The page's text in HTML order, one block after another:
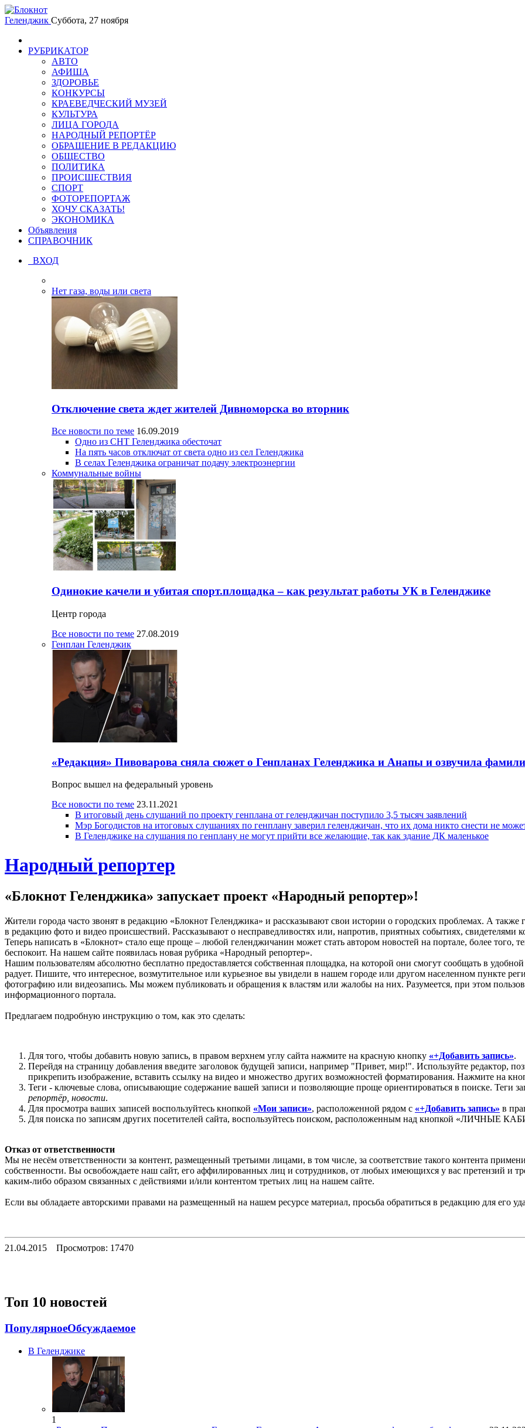
Геленджик Суббота, 27 ноября
РУБРИКАТОР
АВТО
АФИША
ЗДОРОВЬЕ
КОНКУРСЫ
КРАЕВЕДЧЕСКИЙ МУЗЕЙ
КУЛЬТУРА
ЛИЦА ГОРОДА
НАРОДНЫЙ РЕПОРТЁР
ОБРАЩЕНИЕ В РЕДАКЦИЮ
ОБЩЕСТВО
ПОЛИТИКА
ПРОИСШЕСТВИЯ
СПОРТ
ФОТОРЕПОРТАЖ
ХОЧУ СКАЗАТЬ!
ЭКОНОМИКА
Объявления
СПРАВОЧНИК
ВХОД
Нет газа, воды или света
Отключение света ждет жителей Дивноморска во вторник
Все новости по теме 16.09.2019
Одно из СНТ Геленджика обесточат
На пять часов отключат от света одно из сел Геленджика
В селах Геленджика ограничат подачу электроэнергии
Коммунальные войны
Одинокие качели и убитая спорт.площадка – как результат работы УК в Геленджике
Центр города
Все новости по теме 27.08.2019
Генплан Геленджик
«Редакция» Пивоварова сняла сюжет о Генпланах Геленджика и Анапы и озвучила
Вопрос вышел на федеральный уровень
Все новости по теме 23.11.2021
В итоговый день слушаний по проекту генплана от геленджичан поступило 3,5 тысяч заявлений
Мэр Богодистов на итоговых слушаниях по генплану заверил геленджичан, что их дома никто снести не
В Геленджике на слушания по генплану не могут прийти все желающие, так как здание ДК маленькое
Народный репортер
«Блокнот Геленджика» запускает проект «Народный репортер»!
Жители города часто звонят в редакцию «Блокнот Геленджика» и рассказывают свои истории о городских проблемах. А
в редакцию фото и видео происшествий. Рассказывают о несправедливостях или, напротив, приятных событиях, свидетелями
Теперь написать в «Блокнот» стало еще проще – любой геленджичанин может стать автором новостей на портале, более того,
беспокоит. На нашем сайте появилась новая рубрика «Народный репортер».
Нашим пользователям абсолютно бесплатно предоставляется собственная площадка, на которой они смогут сообщать в
радует. Пишите, что интересное, возмутительное или курьезное вы увидели в нашем городе или другом населенном пункте
фотографию или видеозапись. Мы можем публиковать и обращения к властям или жалобы на них. Разумеется, при этом
информационного портала.
Предлагаем подробную инструкцию о том, как это сделать:
Для того, чтобы добавить новую запись, в правом верхнем углу сайта нажмите на красную кнопку «+Добавить запись».
Перейдя на страницу добавления введите заголовок будущей записи, например "Привет, мир!". Используйте редактор,
прикрепить изображение, вставить ссылку на видео и множество других возможностей форматирования. Нажмите на
Теги - ключевые слова, описывающие содержание вашей записи и позволяющие проще ориентироваться в поиске. Теги
репортёр, новости.
Для просмотра ваших записей воспользуйтесь кнопкой «Мои записи», расположенной рядом с «+Добавить запись» в
Для поиска по записям других посетителей сайта, воспользуйтесь поиском, расположенным над кнопкой «ЛИЧНЫЕ
Отказ от ответственности
Мы не несём ответственности за контент, размещенный третьими лицами, в том числе, за соответствие такого контента
собственности. Вы освобождаете наш сайт, его аффилированных лиц и сотрудников, от любых имеющихся у вас претензий и
каким-либо образом связанных с действиями и/или контентом третьих лиц на нашем сайте.
Если вы обладаете авторскими правами на размещенный на нашем ресурсе материал, просьба обратиться в редакцию для его
21.04.2015 Просмотров: 17470
Топ 10 новостей
ПопулярноеОбсуждаемое
В Геленджике
1